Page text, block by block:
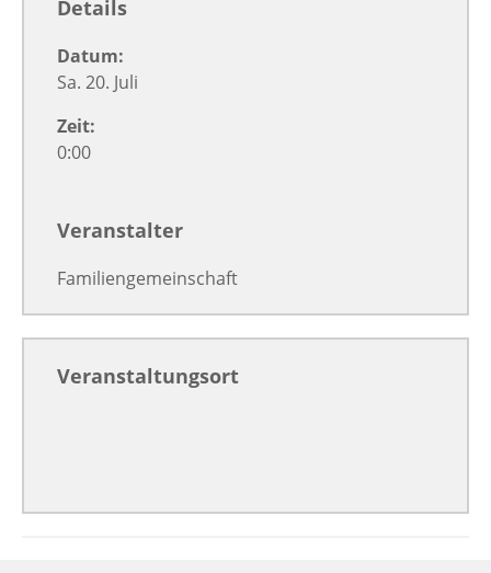
Details
Datum:
Sa. 20. Juli
Zeit:
0:00
Veranstalter
Familiengemeinschaft
Veranstaltungsort